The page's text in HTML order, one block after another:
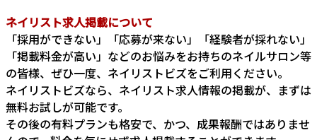
ネイリスト求人掲載について
「採用ができない」「応募が来ない」「経験者が採れない」
「掲載料金が高い」などのお悩みをお持ちのネイルサロン等
の皆様、ぜひ一度、ネイリストビズをご利用ください。
ネイリストビズなら、ネイリスト求人情報の掲載が、まずは
無料お試しが可能です。
その後の有料プランも格安で、かつ、成果報酬ではありませ